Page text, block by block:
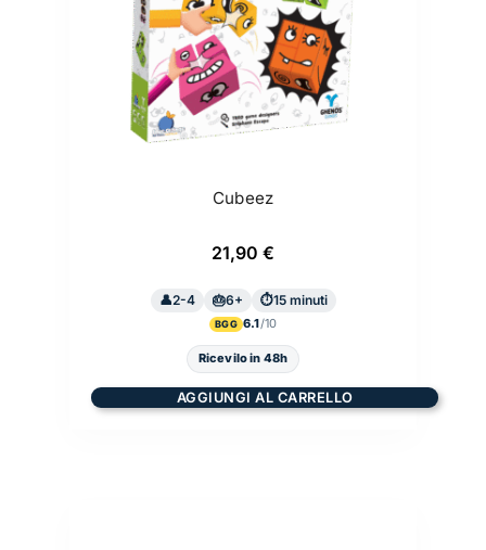
Cubeez
21,90 €
2-4 6+ 15 minuti
BGG 6.1
Ricevilo in 48h
AGGIUNGI AL CARRELLO